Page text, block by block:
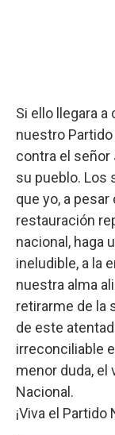
Si ello llegara
nuestro
contra el señor
su pueblo. Los
que yo, a
restauración
nacional, haga
ineludible, a la
nuestra alma
retirarme de la
de este
irreconciliable
menor duda, el
Nacional.
¡Viva el Partido